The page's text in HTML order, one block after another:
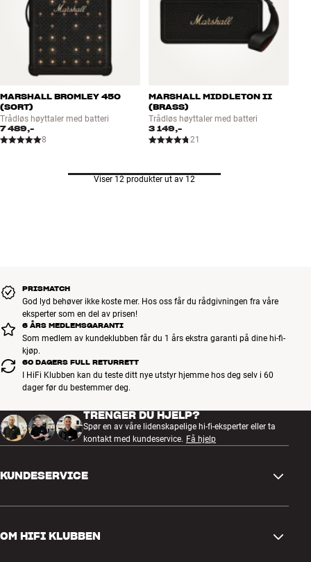
MARSHALL BROMLEY 450
(SORT)
Trådløs høyttaler med batteri
7 489,-
8
MARSHALL MIDDLETON II
(BRASS)
Trådløs høyttaler med batteri
3 149,-
21
Viser 12 produkter ut av 12
PRISMATCH
God lyd behøver ikke koste mer. Hos oss får du rådgivningen fra våre
eksperter som en del av prisen!
6 ÅRS MEDLEMSGARANTI
Som medlem av kundeklubben får du 1 års ekstra garanti på dine hi-fi-
kjøp.
60 DAGERS FULL RETURRETT
I HiFi Klubben kan du teste ditt nye utstyr hjemme hos deg selv i 60
dager før du bestemmer deg.
TRENGER DU HJELP?
Spør en av våre lidenskapelige hi-fi-eksperter eller ta
kontakt med kundeservice. Få hjelp
KUNDESERVICE
OM HIFI KLUBBEN